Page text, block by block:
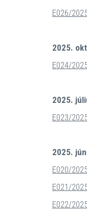
E026/
2025.
E024/
2025.
E023/
2025.
E020/
E021/
E022/